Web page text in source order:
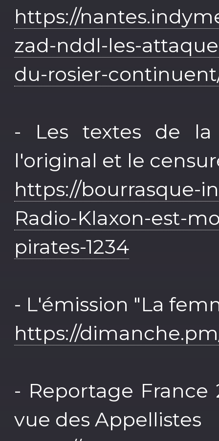
https://
zad-nddl-les-
du-rosier-
- Les textes de
l'original et le
https://bourrasque-
Radio-Klaxon-est-
pirates-1234
- L'émission "La
https://
- Reportage
vue des Appellistes